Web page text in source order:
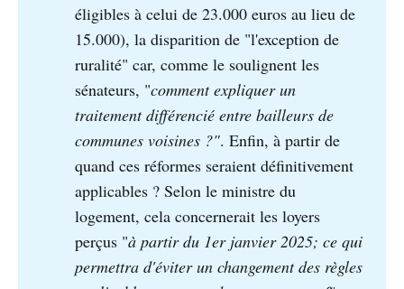
éligibles à celui de 23.000 euros au lieu de
15.000), la disparition de "l'exception de
ruralité" car, comme le soulignent les
sénateurs, "comment expliquer un
traitement différencié entre bailleurs de
communes voisines ?". Enfin, à partir de
quand ces réformes seraient définitivement
applicables ? Selon le ministre du
logement, cela concernerait les loyers
perçus "à partir du 1er janvier 2025; ce qui
permettra d'éviter un changement des règles